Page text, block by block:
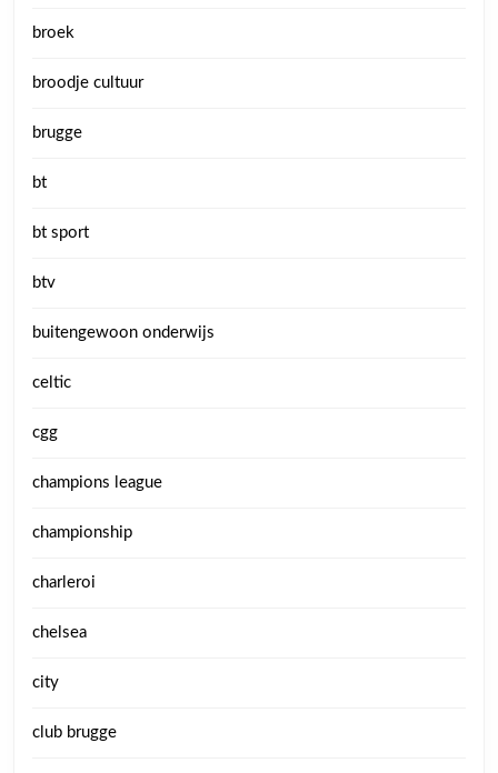
broek
broodje cultuur
brugge
bt
bt sport
btv
buitengewoon onderwijs
celtic
cgg
champions league
championship
charleroi
chelsea
city
club brugge